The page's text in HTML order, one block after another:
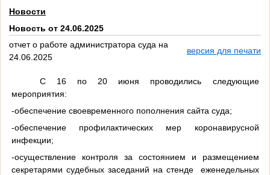
Новости
Новость от 24.06.2025
отчет о работе администратора суда на
24.06.2025
версия для печати
С 16 по 20 июня проводились следующие
мероприятия:
-обеспечение своевременного пополнения сайта суда;
-обеспечение профилактических мер коронавирусной
инфекции;
-осуществление контроля за состоянием и размещением
секретарями судебных заседаний на стенде еженедельных